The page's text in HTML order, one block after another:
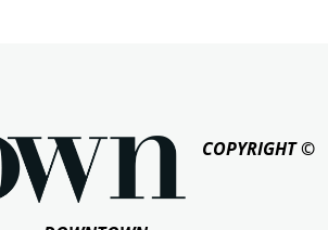
COPYRIGHT ©